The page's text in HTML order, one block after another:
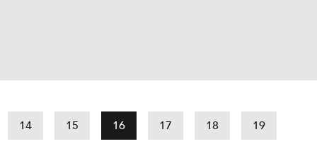
14 15 16 17 18 19